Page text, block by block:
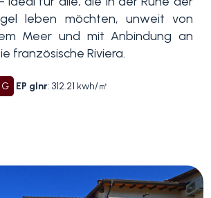
leben möchten, unweit von
Meer und mit Anbindung an
französische Riviera.
G EP glnr: 312.21 kwh/㎡